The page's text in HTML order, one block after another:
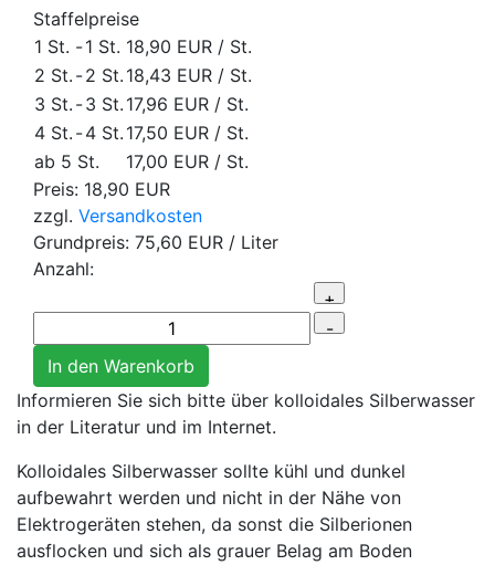
Staffelpreise
1 St. -1 St. 18,90 EUR / St.
2 St. -2 St. 18,43 EUR / St.
3 St. -3 St. 17,96 EUR / St.
4 St. -4 St. 17,50 EUR / St.
ab 5 St.
17,00 EUR / St.
Preis: 18,90 EUR
zzgl. Versandkosten
Grundpreis: 75,60 EUR / Liter
Anzahl:
Informieren Sie sich bitte über kolloidales Silberwasser
in der Literatur und im Internet.
Kolloidales Silberwasser sollte kühl und dunkel
aufbewahrt werden und nicht in der Nähe von
Elektrogeräten stehen, da sonst die Silberionen
ausflocken und sich als grauer Belag am Boden